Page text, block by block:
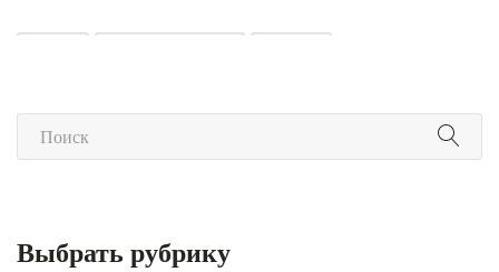
Выбрать рубрику